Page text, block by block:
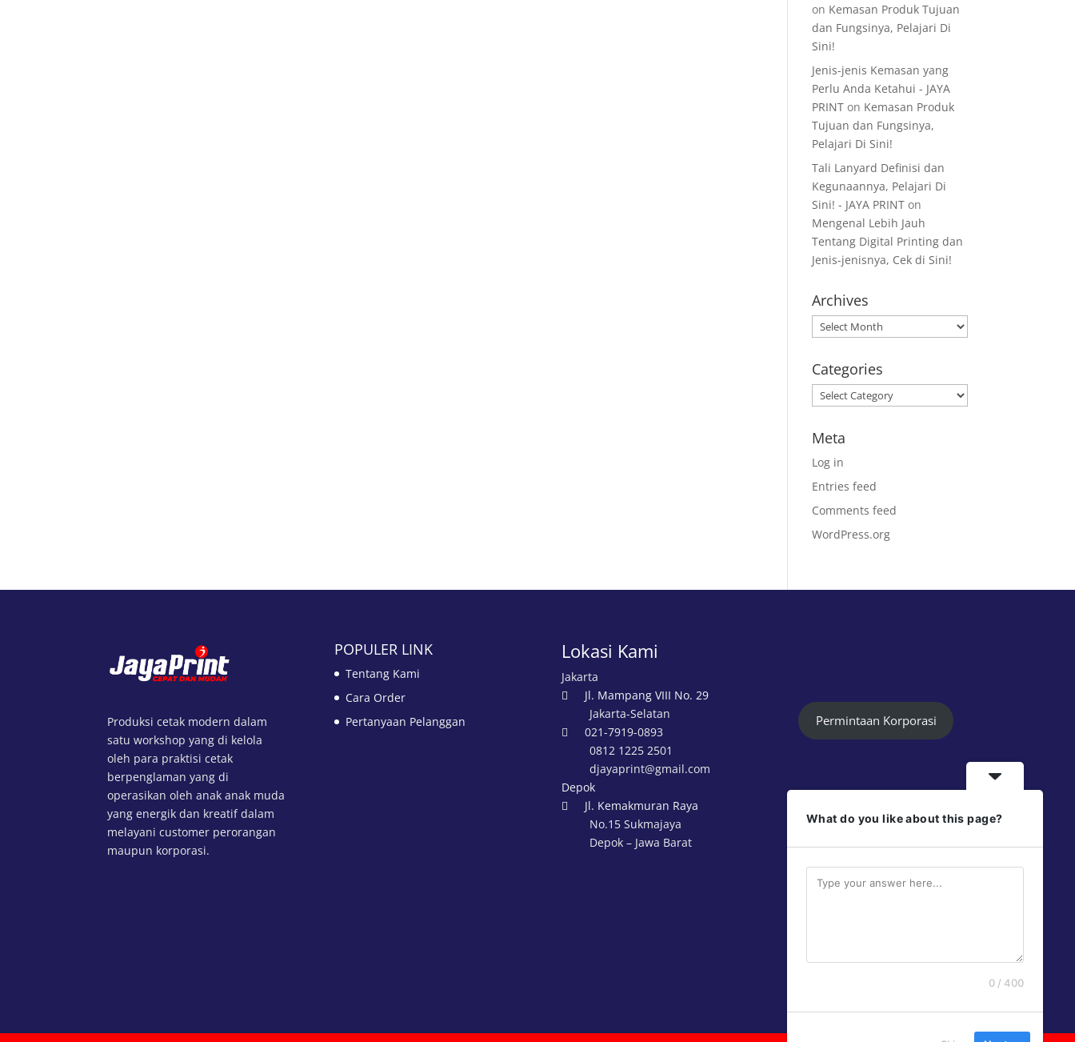
on Kemasan Produk Tujuan
dan Fungsinya, Pelajari Di
Sini!
Jenis-jenis Kemasan yang
Perlu Anda Ketahui - JAYA
PRINT on Kemasan Produk
Tujuan dan Fungsinya,
Pelajari Di Sini!
Tali Lanyard Definisi dan
Kegunaannya, Pelajari Di
Sini! - JAYA PRINT on
Mengenal Lebih Jauh
Tentang Digital Printing dan
Jenis-jenisnya, Cek di Sini!
Archives
Archives
Categories
Categories
Meta
Log in
Entries feed
Comments feed
WordPress.org
Produksi cetak modern dalam
satu workshop yang di kelola
oleh para praktisi cetak
berpenglaman yang di
operasikan oleh anak anak muda
yang energik dan kreatif dalam
melayani customer perorangan
maupun korporasi.
POPULER LINK
Tentang Kami
Cara Order
Pertanyaan Pelanggan
Lokasi Kami
Jakarta

Jl. Mampang VIII No. 29
Jakarta-Selatan

021-7919-0893
0812 1225 2501
djayaprint@gmail.com
Depok

Jl. Kemakmuran Raya
No.15 Sukmajaya
Depok – Jawa Barat
Permintaan Korporasi
Follow Us
Jayaprint
What do you like about this page?
0 / 400